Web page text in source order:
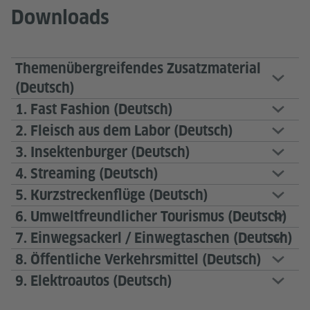
Downloads
Themenübergreifendes Zusatzmaterial
(Deutsch)
1. Fast Fashion (Deutsch)
2. Fleisch aus dem Labor (Deutsch)
3. Insektenburger (Deutsch)
4. Streaming (Deutsch)
5. Kurzstreckenflüge (Deutsch)
6. Umweltfreundlicher Tourismus (Deutsch)
7. Einwegsackerl / Einwegtaschen (Deutsch)
8. Öffentliche Verkehrsmittel (Deutsch)
9. Elektroautos (Deutsch)